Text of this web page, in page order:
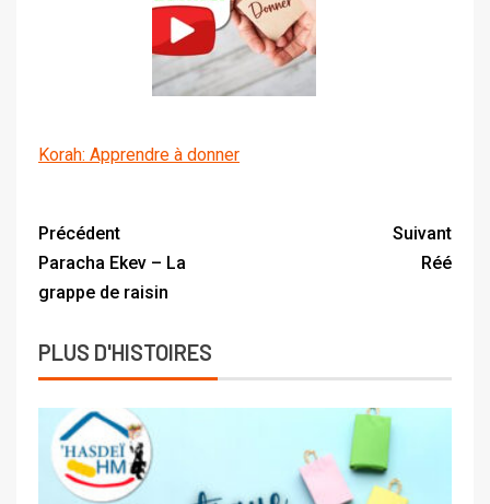
Korah: Apprendre à donner
Précédent
Paracha Ekev – La
grappe de raisin
Suivant
Réé
PLUS D'HISTOIRES